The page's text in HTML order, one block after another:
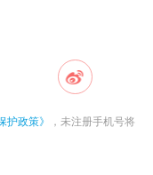
护政策》
，未注册手机号将